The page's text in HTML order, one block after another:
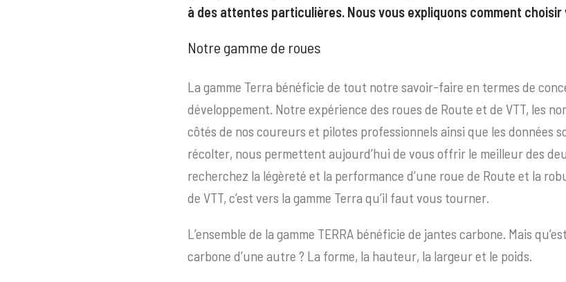
à des attentes particulières. Nous vous expliquons comment choisir
Notre gamme de roues
La gamme Terra bénéficie de tout notre savoir-faire en termes de
développement. Notre expérience des roues de Route et de VTT, les
côtés de nos coureurs et pilotes professionnels ainsi que les données
récolter, nous permettent aujourd’hui de vous offrir le meilleur des
recherchez la légèreté et la performance d’une roue de Route et la
de VTT, c’est vers la gamme Terra qu’il faut vous tourner.
L’ensemble de la gamme TERRA bénéficie de jantes carbone. Mais
carbone d’une autre ? La forme, la hauteur, la largeur et le poids.